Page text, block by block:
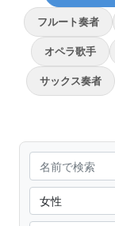
フルート奏者
オペラ歌手
サックス奏者